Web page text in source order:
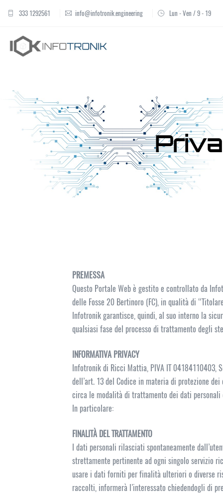
333 1292561 info@infotronik.engineering Lun - Ven / 9 - 19
PREMESSA
Questo Portale Web è gestito e controllato da
delle Fosse 20 Bertinoro (FC), in qualità di
Infotronik garantisce, quindi, al suo interno la
qualsiasi fase del processo di trattamento degli
INFORMATIVA PRIVACY
Infotronik di Ricci Mattia, PIVA IT 04184110403,
dell’art. 13 del Codice in materia di protezione
circa le modalità di trattamento dei dati personali
In particolare:
FINALITÀ DEL TRATTAMENTO
I dati personali rilasciati spontaneamente
strettamente pertinente ad ogni singolo servizio
usare i dati forniti per finalità ulteriori o diverse
raccolti, informerà l’interessato chiedendogli di